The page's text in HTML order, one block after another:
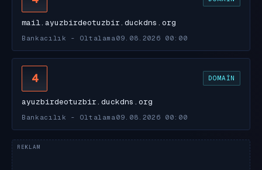
mail.ayuzbirdeotuzbir.duckdns.org
Bankacılık - Oltalama 09.08.2026 00:00
4 DOMAIN
ayuzbirdeotuzbir.duckdns.org
Bankacılık - Oltalama 09.08.2026 00:00